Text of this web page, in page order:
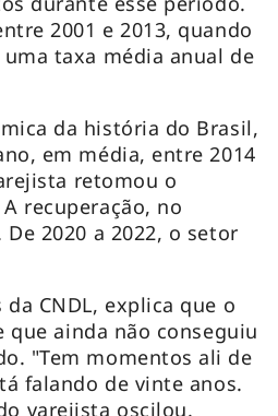
2001 e 2013, quando
taxa média anual de
da história do Brasil,
em média, entre 2014
retomou o
recuperação, no
2020 a 2022, o setor
CNDL, explica que o
que ainda não conseguiu
"Tem momentos ali de
falando de vinte anos.
varejista oscilou.